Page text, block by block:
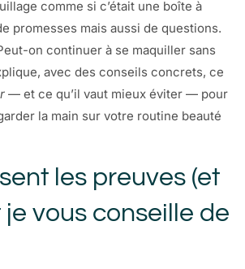
comme si c’était une boîte à
promesses mais aussi de questions.
on continuer à se maquiller sans
avec des conseils concrets, ce
— et ce qu’il vaut mieux éviter — pour
la main sur votre routine beauté
les preuves (et
vous conseille de